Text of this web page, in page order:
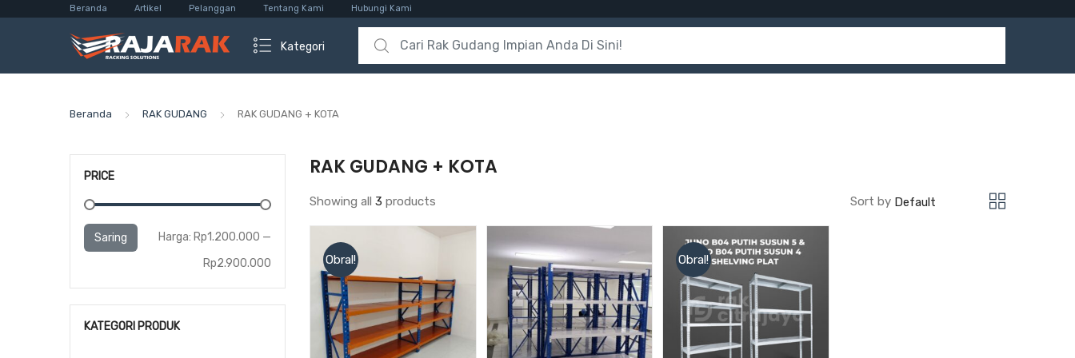
Beranda Artikel Pelanggan Tentang Kami Hubungi Kami
Kategori
Search for:
Beranda RAK GUDANG RAK GUDANG + KOTA
RAK GUDANG + KOTA
Showing all 3 products Sort by
Obral! Obral!
PRICE
Saring Harga: Rp1.200.000 —
Rp2.900.000
KATEGORI PRODUK